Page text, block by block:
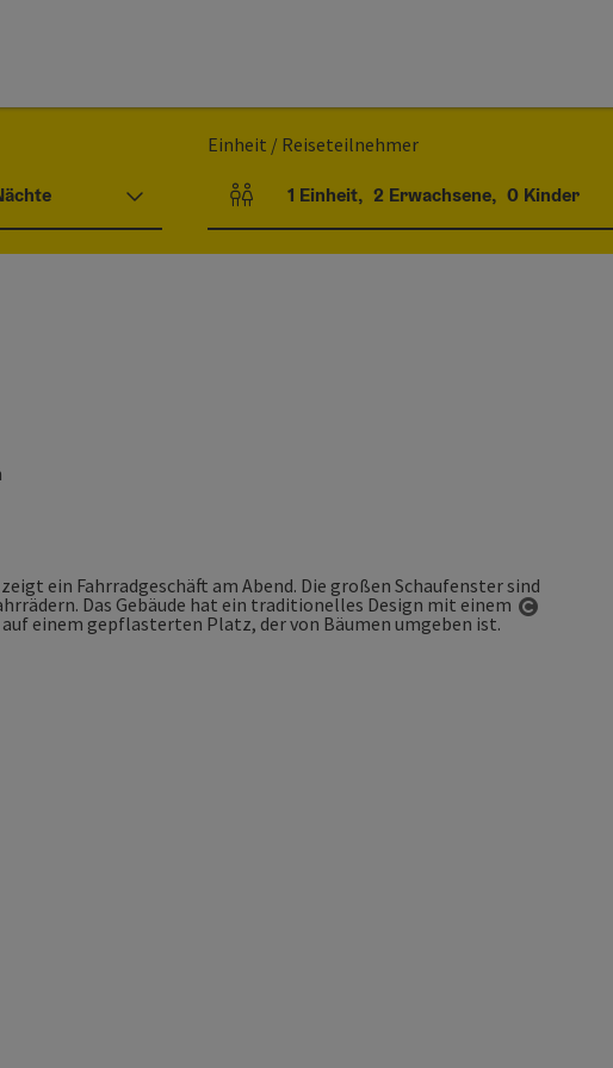
Einheit / Reiseteilnehmer
Einheitenanzahl und Personenfelder
1 Einheit, 2 Erwachsene, 0 Kinder